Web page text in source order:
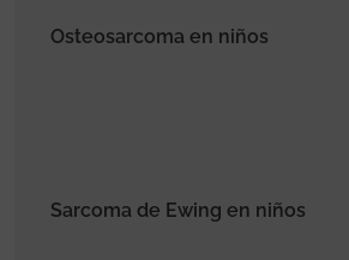
Osteosarcoma en niños
Sarcoma de Ewing en niños